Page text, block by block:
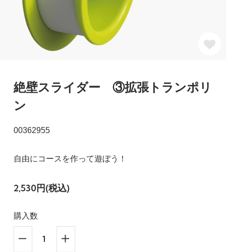
絶壁スライダー ③拡張トランポリ
ン
00362955
自由にコースを作って遊ぼう！
2,530円(税込)
購入数